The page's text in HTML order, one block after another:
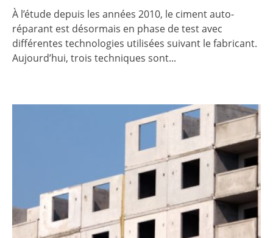
À l’étude depuis les années 2010, le ciment auto-
réparant est désormais en phase de test avec
différentes technologies utilisées suivant le fabricant.
Aujourd’hui, trois techniques sont...